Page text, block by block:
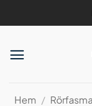
Hem /